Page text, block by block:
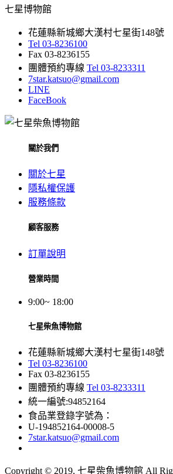
七星博物館
花蓮縣新城鄉大漢村七星街148號
Tel 03-8236100
Fax 03-8236155
團體預約專線 Tel 03-8233311
7star.katsuo@gmail.com
LINE
FaceBook
關於我們
關於七星
隱私權保護
服務條款
顧客服務
訂單說明
營業時間
9:00~ 18:00
七星柴魚博物館
花蓮縣新城鄉大漢村七星街148號
Tel 03-8236100
Fax 03-8236155
團體預約專線 Tel 03-8233311
統一編號:94852164
食品業登錄字號為：
U-194852164-00008-5
7star.katsuo@gmail.com
Copyright © 2019, 七星柴魚博物館 All